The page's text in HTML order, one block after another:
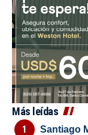
Más leídas
Santiago